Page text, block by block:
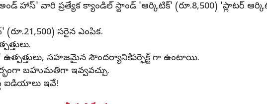
హాస్‌' వారి ప్రత్యేక క్యాండిల్‌ స్టాండ్‌ 'ఆర్కిటిక్‌' (రూ.8,500) 'ప్లాటర్‌
సరైన ఎంపిక.
సహజమైన సౌందర్యానికి పర్ఫెక్ట్ గా ఉంటాయి.
బహుమతిగా ఇవ్వవచ్చు.
ఐడియాలు ఇవే!